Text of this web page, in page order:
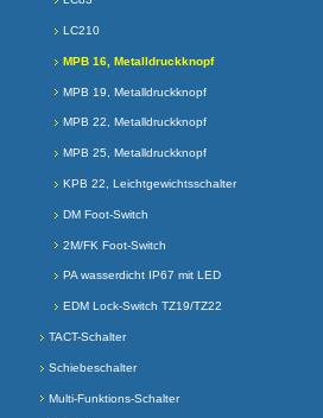
LC210
MPB 16, Metalldruckknopf
MPB 19, Metalldruckknopf
MPB 22, Metalldruckknopf
MPB 25, Metalldruckknopf
KPB 22, Leichtgewichtsschalter
DM Foot-Switch
2M/FK Foot-Switch
PA wasserdicht IP67 mit LED
EDM Lock-Switch TZ19/TZ22
TACT-Schalter
Schiebeschalter
Multi-Funktions-Schalter